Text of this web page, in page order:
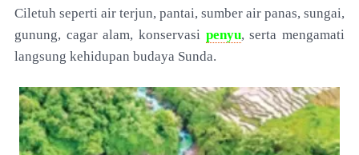
Ciletuh seperti air terjun, pantai, sumber air panas, sungai,
gunung, cagar alam, konservasi penyu,serta mengamati
langsung kehidupan budaya Sunda.